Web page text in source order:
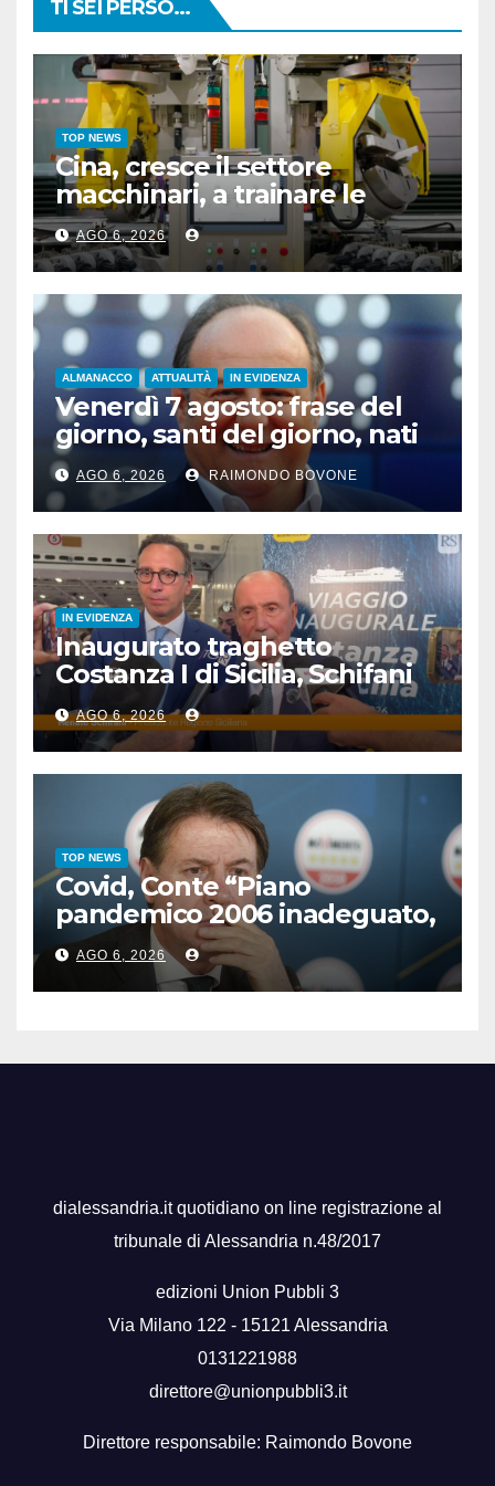
TI SEI PERSO...
TOP NEWS
Cina, cresce il settore
macchinari, a trainare le
“attrezzature intelligenti”
AGO 6, 2026
ALMANACCO ATTUALITÀ IN EVIDENZA
Venerdì 7 agosto: frase del
giorno, santi del giorno, nati
famosi, accadde oggi
AGO 6, 2026 RAIMONDO BOVONE
IN EVIDENZA
Inaugurato traghetto
Costanza I di Sicilia, Schifani
“Mantenuto impegni presi”
AGO 6, 2026
TOP NEWS
Covid, Conte “Piano
pandemico 2006 inadeguato,
virus senza precedenti”
AGO 6, 2026
dialessandria.it quotidiano on line registrazione al
tribunale di Alessandria n.48/2017
edizioni Union Pubbli 3
Via Milano 122 - 15121 Alessandria
0131221988
direttore@unionpubbli3.it
Direttore responsabile: Raimondo Bovone